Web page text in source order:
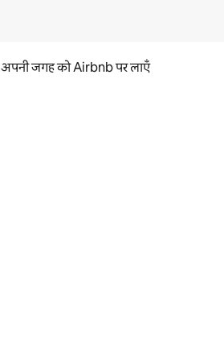
अपनी जगह को Airbnb पर लाएँ